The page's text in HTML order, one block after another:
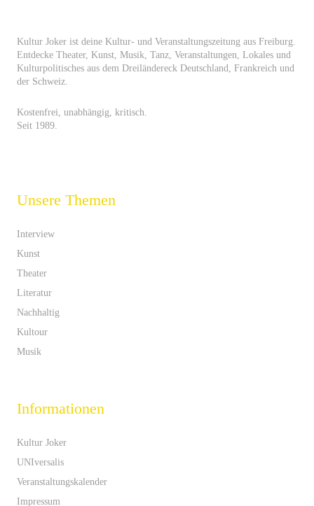
Kultur Joker ist deine Kultur- und Veranstaltungszeitung aus Freiburg.
Entdecke Theater, Kunst, Musik, Tanz, Veranstaltungen, Lokales und
Kulturpolitisches aus dem Dreiländereck Deutschland, Frankreich und
der Schweiz.
Kostenfrei, unabhängig, kritisch.
Seit 1989.
Unsere Themen
Interview
Kunst
Theater
Literatur
Nachhaltig
Kultour
Musik
Informationen
Kultur Joker
UNIversalis
Veranstaltungskalender
Impressum